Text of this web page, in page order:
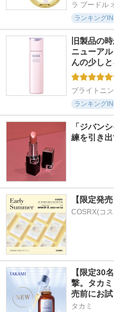
ラ プードル
ランキングIN
旧製品の
ニューア
んの少し
ブライトニ
ランキングIN
「ジバン
練を引き
【限定発
COSRX(コ
【限定30
撃。タカ
売前にお試
タカミ